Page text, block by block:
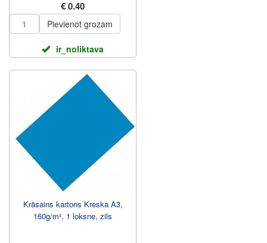
€ 0.40
Pievienot grozam
ir_noliktava
Krāsains kartons Kreska A3,
160g/m², 1 loksne, zils